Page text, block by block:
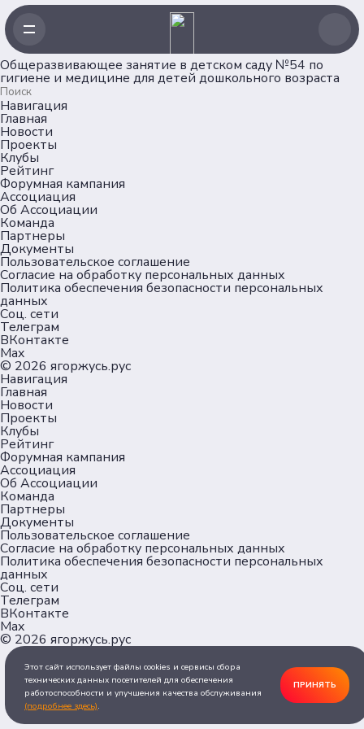
Общеразвивающее занятие в детском саду №54 по
гигиене и медицине для детей дошкольного возраста
Навигация
Главная
Новости
Проекты
Клубы
Рейтинг
Форумная кампания
Ассоциация
Об Ассоциации
Команда
Партнеры
Документы
Пользовательское соглашение
Согласие на обработку персональных данных
Политика обеспечения безопасности персональных
данных
Соц. сети
Телеграм
ВКонтакте
Max
© 2026 ягоржусь.рус
Навигация
Главная
Новости
Проекты
Клубы
Рейтинг
Форумная кампания
Ассоциация
Об Ассоциации
Команда
Партнеры
Документы
Пользовательское соглашение
Согласие на обработку персональных данных
Политика обеспечения безопасности персональных
данных
Соц. сети
Телеграм
ВКонтакте
Max
© 2026 ягоржусь.рус
Этот сайт использует файлы cookies и сервисы сбора
технических данных посетителей для обеспечения
работоспособности и улучшения качества обслуживания
(подробнее здесь).
ПРИНЯТЬ